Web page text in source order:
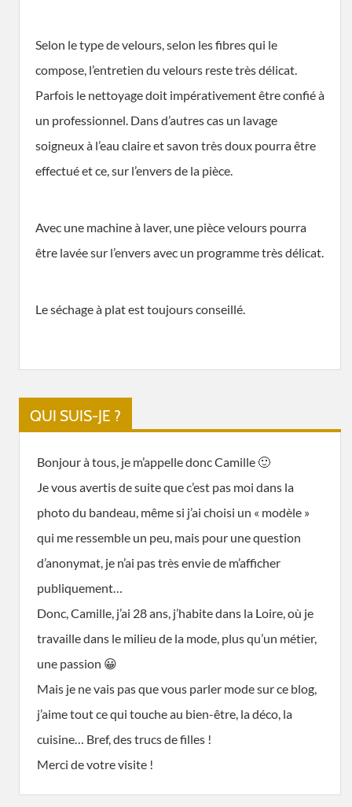
Selon le type de velours, selon les fibres qui le
compose, l’entretien du velours reste très délicat.
Parfois le nettoyage doit impérativement être confié à
un professionnel. Dans d’autres cas un lavage
soigneux à l’eau claire et savon très doux pourra être
effectué et ce, sur l’envers de la pièce.
Avec une machine à laver, une pièce velours pourra
être lavée sur l’envers avec un programme très délicat.
Le séchage à plat est toujours conseillé.
QUI SUIS-JE ?
Bonjour à tous, je m’appelle donc Camille 🙂
Je vous avertis de suite que c’est pas moi dans la
photo du bandeau, même si j’ai choisi un « modèle »
qui me ressemble un peu, mais pour une question
d’anonymat, je n’ai pas très envie de m’afficher
publiquement…
Donc, Camille, j’ai 28 ans, j’habite dans la Loire, où je
travaille dans le milieu de la mode, plus qu’un métier,
une passion 😀
Mais je ne vais pas que vous parler mode sur ce blog,
j’aime tout ce qui touche au bien-être, la déco, la
cuisine… Bref, des trucs de filles !
Merci de votre visite !